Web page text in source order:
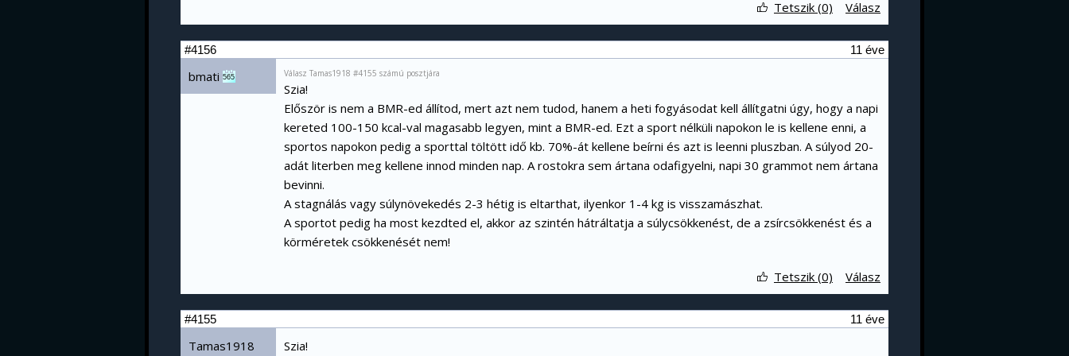
Válasz
Tetszik (0)
11 éve
#4156
bmati 565 Válasz Tamas1918 #4155 számú posztjára
Szia!
Először is nem a BMR-ed állítod, mert azt nem tudod, hanem a heti fogyásodat kell állítgatni úgy, hogy a napi
kereted 100-150 kcal-val magasabb legyen, mint a BMR-ed. Ezt a sport nélküli napokon le is kellene enni, a
sportos napokon pedig a sporttal töltött idő kb. 70%-át kellene beírni és azt is leenni pluszban. A súlyod 20-
adát literben meg kellene innod minden nap. A rostokra sem ártana odafigyelni, napi 30 grammot nem ártana
bevinni.
A stagnálás vagy súlynövekedés 2-3 hétig is eltarthat, ilyenkor 1-4 kg is visszamászhat.
A sportot pedig ha most kezdted el, akkor az szintén hátráltatja a súlycsökkenést, de a zsírcsökkenést és a
körméretek csökkenését nem!
Válasz
Tetszik (0)
11 éve
#4155
Tamas1918
Szia!